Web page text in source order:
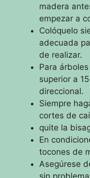
madera
empezar a
Colóquelo
adecuada
de realizar.
Para
superior a
direccional.
Siempre
cortes de
quite la
En
tocones de
Asegúrese
sin